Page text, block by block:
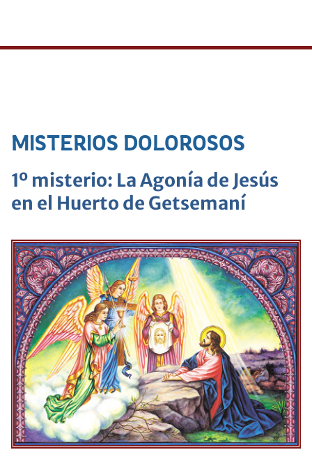
MISTERIOS DOLOROSOS
1º misterio: La Agonía de Jesús
en el Huerto de Getsemaní